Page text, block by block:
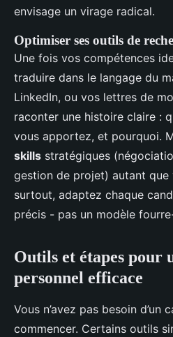
envisage un virage radical.
Optimiser ses outils de
Une fois vos compétences
traduire dans le langage du
LinkedIn, ou vos lettres de
raconter une histoire claire :
vous apportez, et pourquoi.
skills stratégiques
gestion de projet) autant
surtout, adaptez chaque
précis - pas un modèle
Outils et étapes pour
personnel efficace
Vous n’avez pas besoin d’un
commencer. Certains outils